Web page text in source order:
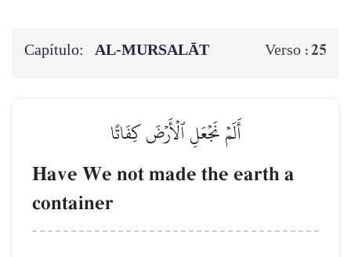
Capítulo: AL‑MURSALĀT Verso :25
أَلَمۡ نَجۡعَلِ ٱلۡأَرۡضَ كِفَاتًا
Have We not made the earth a
container